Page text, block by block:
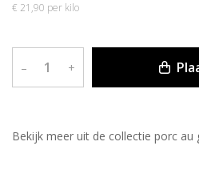
€ 21,90 per kilo
– +
Bekijk meer uit de collectie porc au